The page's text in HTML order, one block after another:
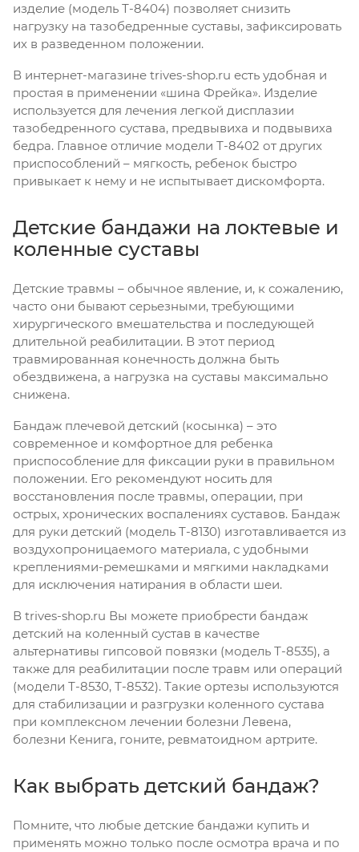
изделие (модель Т-8404) позволяет снизить
нагрузку на тазобедренные суставы, зафиксировать
их в разведенном положении.
В интернет-магазине trives-shop.ru есть удобная и
простая в применении «шина Фрейка». Изделие
используется для лечения легкой дисплазии
тазобедренного сустава, предвывиха и подвывиха
бедра. Главное отличие модели Т-8402 от других
приспособлений – мягкость, ребенок быстро
привыкает к нему и не испытывает дискомфорта.
Детские бандажи на локтевые и
коленные суставы
Детские травмы – обычное явление, и, к сожалению,
часто они бывают серьезными, требующими
хирургического вмешательства и последующей
длительной реабилитации. В этот период
травмированная конечность должна быть
обездвижена, а нагрузка на суставы максимально
снижена.
Бандаж плечевой детский (косынка) – это
современное и комфортное для ребенка
приспособление для фиксации руки в правильном
положении. Его рекомендуют носить для
восстановления после травмы, операции, при
острых, хронических воспалениях суставов. Бандаж
для руки детский (модель Т-8130) изготавливается из
воздухопроницаемого материала, с удобными
креплениями-ремешками и мягкими накладками
для исключения натирания в области шеи.
В trives-shop.ru Вы можете приобрести бандаж
детский на коленный сустав в качестве
альтернативы гипсовой повязки (модель Т-8535), а
также для реабилитации после травм или операций
(модели Т-8530, Т-8532). Такие ортезы используются
для стабилизации и разгрузки коленного сустава
при комплексном лечении болезни Левена,
болезни Кенига, гоните, ревматоидном артрите.
Как выбрать детский бандаж?
Помните, что любые детские бандажи купить и
применять можно только после осмотра врача и по